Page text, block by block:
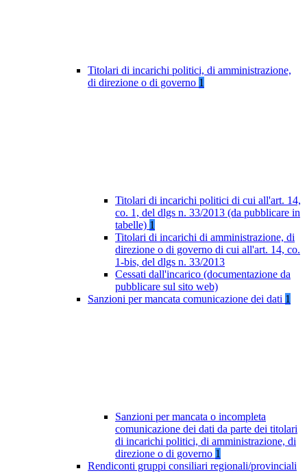
Titolari di incarichi politici, di amministrazione,
di direzione o di governo 1
Titolari di incarichi politici di cui all'art. 14,
co. 1, del dlgs n. 33/2013 (da pubblicare in
tabelle) 1
Titolari di incarichi di amministrazione, di
direzione o di governo di cui all'art. 14, co.
1-bis, del dlgs n. 33/2013
Cessati dall'incarico (documentazione da
pubblicare sul sito web)
Sanzioni per mancata comunicazione dei dati 1
Sanzioni per mancata o incompleta
comunicazione dei dati da parte dei titolari
di incarichi politici, di amministrazione, di
direzione o di governo 1
Rendiconti gruppi consiliari regionali/provinciali